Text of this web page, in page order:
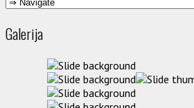
Galerija